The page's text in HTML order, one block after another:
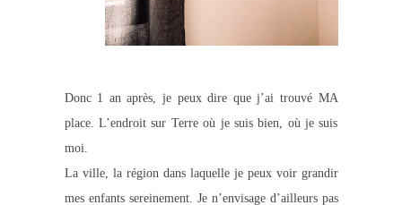
Donc 1 an après, je peux dire que j’ai trouvé MA
place. L’endroit sur Terre où je suis bien, où je suis
moi.
La ville, la région dans laquelle je peux voir grandir
mes enfants sereinement. Je n’envisage d’ailleurs pas